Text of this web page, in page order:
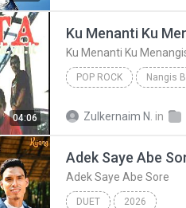
04:06
Ku Menanti Ku
Ku Menanti Ku
POP ROCK Nangis
Zulkernaim N. in
Adek Saye Abe
Adek Saye Abe Sore
DUET 2026